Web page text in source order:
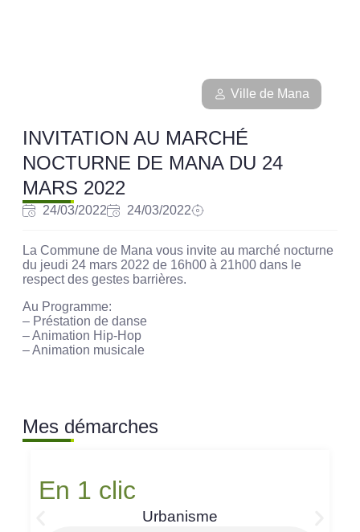
Ville de Mana
INVITATION AU MARCHÉ
NOCTURNE DE MANA DU 24
MARS 2022
24/03/2022 24/03/2022
La Commune de Mana vous invite au marché nocturne
du jeudi 24 mars 2022 de 16h00 à 21h00 dans le
respect des gestes barrières.
Au Programme:
– Préstation de danse
– Animation Hip-Hop
– Animation musicale
Mes démarches
En 1 clic
Urbanisme